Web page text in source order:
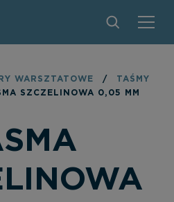
PARTNEREM
LIMIT
WARSZTATOWE /
TAŚMY
SZCZELINOWA 0,05 MM